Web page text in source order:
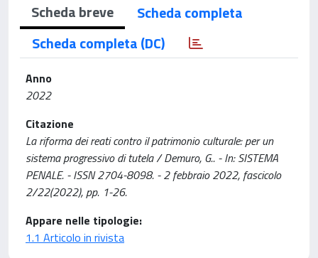
Scheda breve
Scheda completa
Scheda completa (DC)
Anno
2022
Citazione
La riforma dei reati contro il patrimonio culturale: per un
sistema progressivo di tutela / Demuro, G.. - In: SISTEMA
PENALE. - ISSN 2704-8098. - 2 febbraio 2022, fascicolo
2/22(2022), pp. 1-26.
Appare nelle tipologie:
1.1 Articolo in rivista